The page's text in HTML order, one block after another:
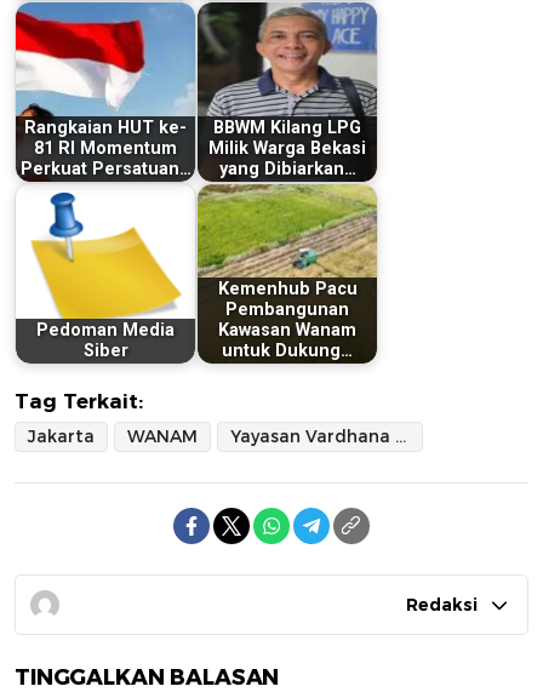
Rangkaian HUT ke-
81 RI Momentum
Perkuat Persatuan…
BBWM Kilang LPG
Milik Warga Bekasi
yang Dibiarkan…
Pedoman Media
Siber
Kemenhub Pacu
Pembangunan
Kawasan Wanam
untuk Dukung…
Tag Terkait:
Jakarta WANAM Yayasan Vardhana Nawasena Network
Redaksi
TINGGALKAN BALASAN